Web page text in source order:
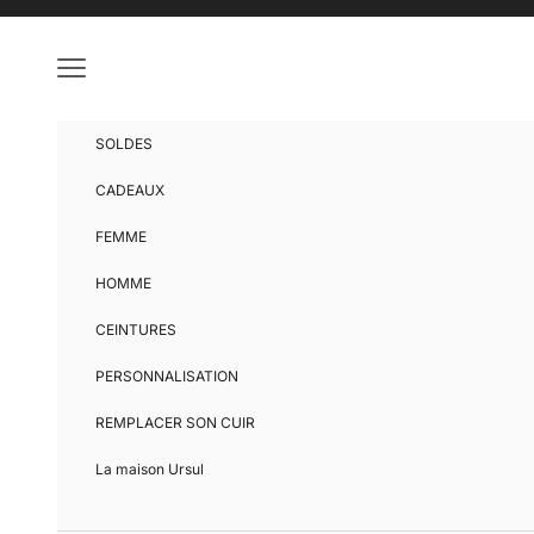
Menu
SOLDES
CADEAUX
FEMME
HOMME
CEINTURES
PERSONNALISATION
REMPLACER SON CUIR
La maison Ursul